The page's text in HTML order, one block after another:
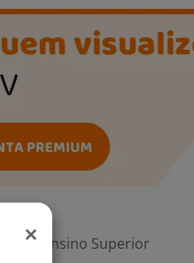
Ensino Superior